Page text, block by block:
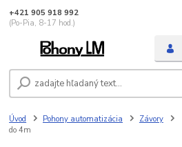
+421 905 918 992
(Po-Pia, 8-17 hod.)
Úvod Pohony automatizácia Závory
do 4m